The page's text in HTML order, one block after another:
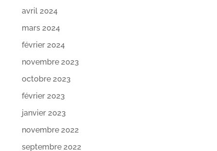
avril 2024
mars 2024
février 2024
novembre 2023
octobre 2023
février 2023
janvier 2023
novembre 2022
septembre 2022